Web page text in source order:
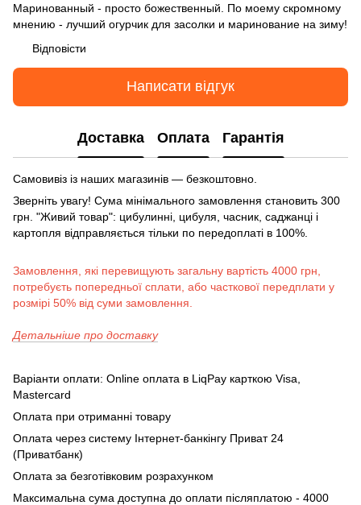
Маринованный - просто божественный. По моему скромному
мнению - лучший огурчик для засолки и маринование на зиму!
Відповісти
Написати відгук
Доставка Оплата Гарантія
Самовивіз із наших магазинів — безкоштовно.
Зверніть увагу! Сума мінімального замовлення становить 300
грн. "Живий товар": цибулинні, цибуля, часник, саджанці і
картопля відправляється тільки по передоплаті в 100%.
Замовлення, які перевищують загальну вартість 4000 грн,
потребуєть попередньої сплати, або часткової передплати у
розмірі 50% від суми замовлення.
Детальніше про доставку
Варіанти оплати: Online оплата в LiqPay карткою Visa,
Mastercard
Оплата при отриманні товару
Оплата через систему Інтернет-банкінгу Приват 24
(Приватбанк)
Оплата за безготівковим розрахунком
Максимальна сума доступна до оплати післяплатою - 4000